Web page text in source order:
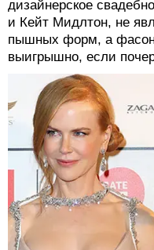
дизайнерское
и Кейт Мидлтон, не
пышных форм, а фасон
выигрышно, если